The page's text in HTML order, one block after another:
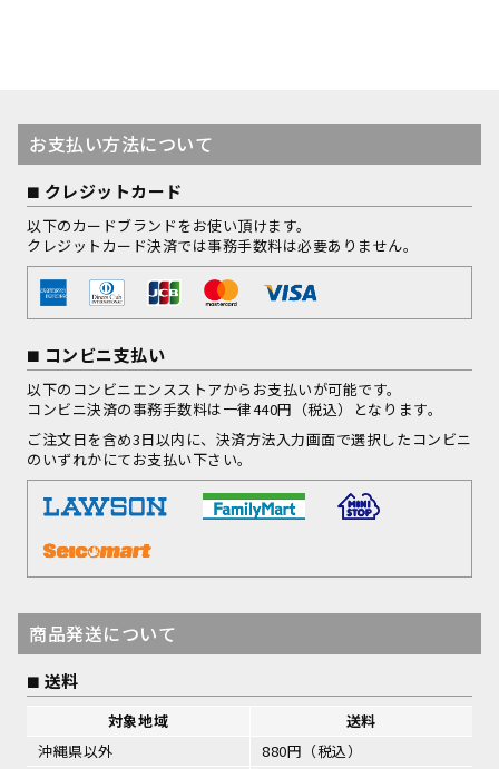
お支払い方法について
クレジットカード
以下のカードブランドをお使い頂けます。
クレジットカード決済では事務手数料は必要ありません。
コンビニ支払い
以下のコンビニエンスストアからお支払いが可能です。
コンビニ決済の事務手数料は一律440円（税込）となります。
ご注文日を含め3日以内に、決済方法入力画面で選択したコンビニ
のいずれかにてお支払い下さい。
商品発送について
送料
対象地域
送料
沖縄県以外
880円（税込）